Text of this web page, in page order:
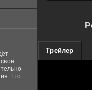
Трейлер
Его